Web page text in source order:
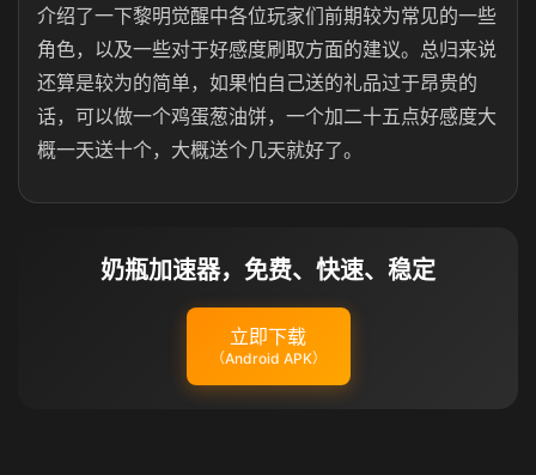
介绍了一下黎明觉醒中各位玩家们前期较为常见的一些
角色，以及一些对于好感度刷取方面的建议。总归来说
还算是较为的简单，如果怕自己送的礼品过于昂贵的
话，可以做一个鸡蛋葱油饼，一个加二十五点好感度大
概一天送十个，大概送个几天就好了。
奶瓶加速器，免费、快速、稳定
立即下载
（Android APK）